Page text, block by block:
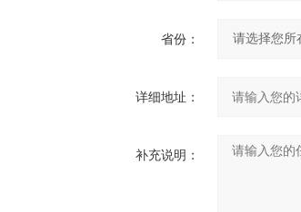
省份：
详细地址：
补充说明：